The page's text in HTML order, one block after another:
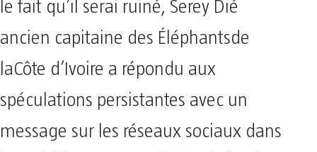
le fait qu’il serai ruiné, Serey Dié
ancien capitaine des Éléphantsde
laCôte d’Ivoire a répondu aux
spéculations persistantes avec un
message sur les réseaux sociaux dans